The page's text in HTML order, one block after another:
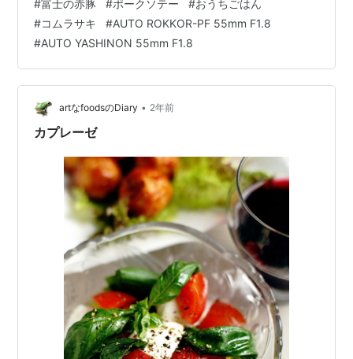
に出向いたものこの豚肉を購入することが主たる目的な
のでありました。 純粋デュロック種 富士の赤豚その名も
「富士の赤豚」、アメリカ原産の「デュロック」という
純粋種でして出荷量がとても少ない貴重な豚です。飼料
米をこの町で自社生産するなど非常にテをかけた生産体
制を構築していて安全性や信頼性の向上…
#富士の赤豚 #ポークソテー #おうちごはん
#コムラサキ #AUTO ROKKOR-PF 55mm F1.8
#AUTO YASHINON 55mm F1.8
artなfoodsのDiary • 2年前
カプレーゼ